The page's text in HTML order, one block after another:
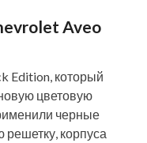
Aveo
Edition, который
цветовую
черные
решетку, корпуса